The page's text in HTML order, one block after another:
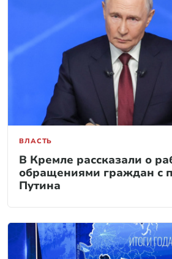
ВЛАСТЬ
В Кремле рассказали о
обращениями граждан с
Путина